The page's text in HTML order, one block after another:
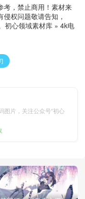
考，禁止商用！素材来
权问题敬请告知，
初心领域素材库 » 4k电
图片，关注公众号“初心